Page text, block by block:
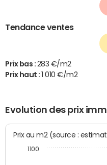
Tendance ventes
Prix bas : 283 €/m2
Prix haut :
1 010 €/m2
Evolution des prix
Prix au m2 (source :
1100